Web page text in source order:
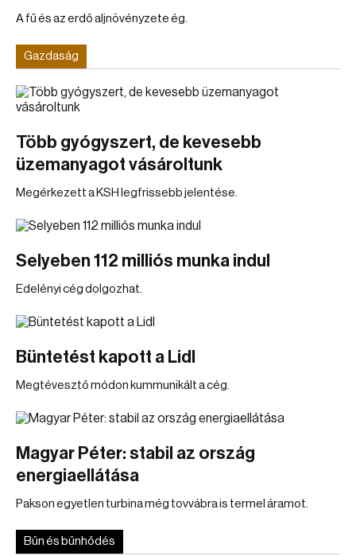
A fű és az erdő aljnövényzete ég.
Gazdaság
Több gyógyszert, de kevesebb
üzemanyagot vásároltunk
Megérkezett a KSH legfrissebb jelentése.
Selyeben 112 milliós munka indul
Edelényi cég dolgozhat.
Büntetést kapott a Lidl
Megtévesztő módon kummunikált a cég.
Magyar Péter: stabil az ország
energiaellátása
Pakson egyetlen turbina még tovvábra is termel áramot.
Bűn és bűnhődés